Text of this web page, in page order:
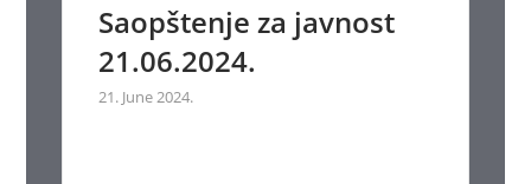
Saopštenje za javnost
21.06.2024.
21. June 2024.